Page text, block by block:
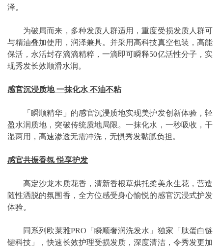
泽。
为破局而来，多种发质人群适用，重度受损发质人群可
与精油叠加使用，润泽兼具。并采用高科技真空包装，高能
保活，永活封存滴滴精粹，一滴即可瞬释50亿活性分子，实
现秀发长效顺滑水润。
感官沉浸质地一抹化水 不油不粘
「瞬顺精华」的感官沉浸质地实现美护发创新体验，轻
盈水润质地，突破传统质地局限。一抹化水，一秒吸收，干
湿两用，高速渗透无需冲洗，无惧秀发黏腻负担。
感官共振香氛悦享护发
高定沙龙木质花香，清新香根草烘托柔美永生花，营造
随性洒脱的氛围香，全方位感受身心愉悦的感官沉浸式护发
体验。
同系列欧莱雅PRO「瞬顺奢润洗发水」独家「肽蛋白链
键科技」，快速长效护理受损发质，深度清洁，令秀发更加